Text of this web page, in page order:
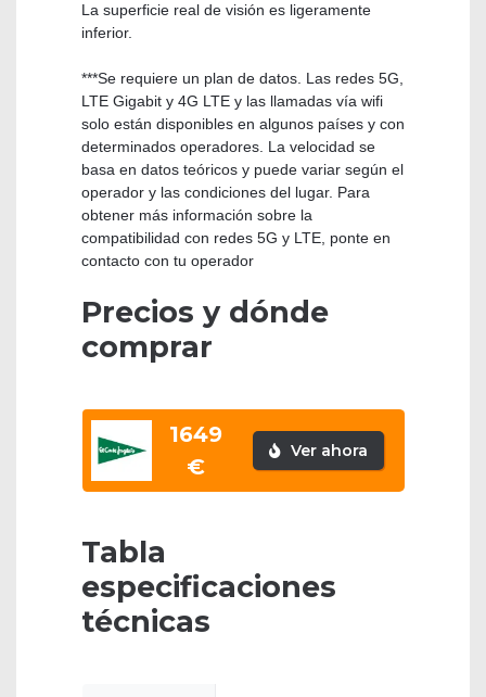
La superficie real de visión es ligeramente
inferior.
***Se requiere un plan de datos. Las redes 5G,
LTE Gigabit y 4G LTE y las llamadas vía wifi
solo están disponibles en algunos países y con
determinados operadores. La velocidad se
basa en datos teóricos y puede variar según el
operador y las condiciones del lugar. Para
obtener más información sobre la
compatibilidad con redes 5G y LTE, ponte en
contacto con tu operador
Precios y dónde
comprar
1649
€
Ver ahora
Tabla
especificaciones
técnicas